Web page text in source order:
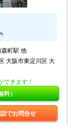
森町駅 他
大阪市東淀川区 大
できます！
料）
話でお問合せ